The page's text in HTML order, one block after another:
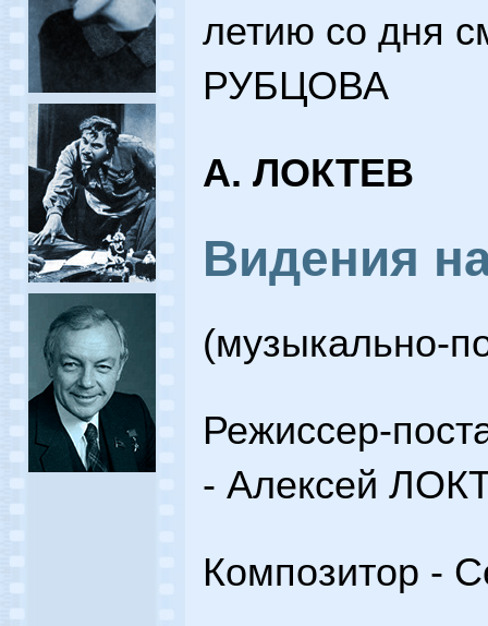
летию со дня
РУБЦОВА
А. ЛОКТЕВ
Видения
(музыкально-
Режиссер-
- Алексей
Композитор -